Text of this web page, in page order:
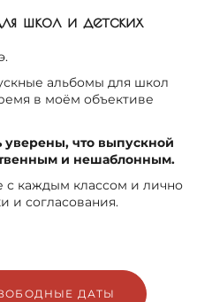
школ и детских
альбомы для школ
в моём объективе
что выпускной
и нешаблонным.
с каждым классом и лично
и согласования.
ДАТЫ